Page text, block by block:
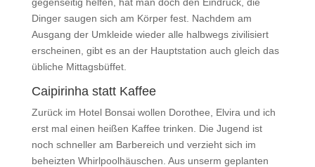
Dinger saugen sich am Körper fest. Nachdem am
Ausgang der Umkleide wieder alle halbwegs zivilisiert
erscheinen, gibt es an der Hauptstation auch gleich das
übliche Mittagsbüffet.
Caipirinha statt Kaffee
Zurück im Hotel Bonsai wollen Dorothee, Elvira und ich
erst mal einen heißen Kaffee trinken. Die Jugend ist
noch schneller am Barbereich und verzieht sich im
beheizten Whirlpoolhäuschen. Aus unserm geplanten